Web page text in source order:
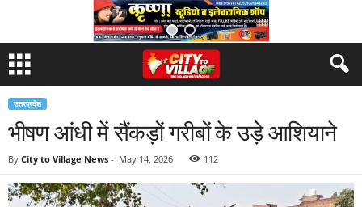
उत्तरप्रदेश
भीषण आंधी में सैंकड़ों गरीबों के उड़े आशियाने
By City to Village News - May 14, 2026 112